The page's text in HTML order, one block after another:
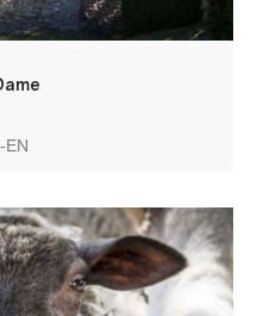
EN
lavender distillation
entertainment with Le